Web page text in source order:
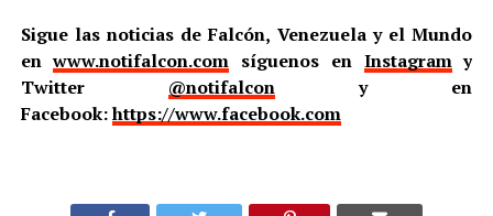
Sigue las noticias de Falcón, Venezuela y el Mundo
enwww.notifalcon.com síguenos en Instagramy
Twitter @notifalcony en
Facebook:https://www.facebook.com